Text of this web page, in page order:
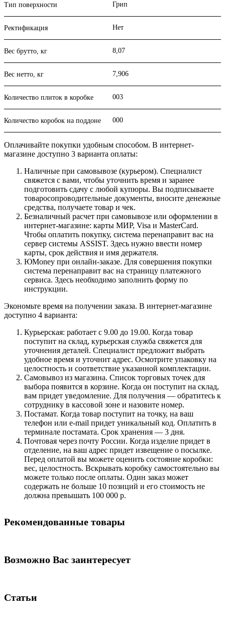
Тип поверхности Грип
Ректификация Нет
Вес брутто, кг 8,07
Вес нетто, кг 7,906
Количество плиток в коробке 003
Количество коробок на поддоне 000
Оплачивайте покупки удобным способом. В интернет-
магазине доступно 3 варианта оплаты:
Наличные при самовывозе (курьером). Специалист
свяжется с вами, чтобы уточнить время и заранее
подготовить сдачу с любой купюры. Вы подписываете
товаросопроводительные документы, вносите денежные
средства, получаете товар и чек.
Безналичный расчет при самовывозе или оформлении в
интернет-магазине: карты МИР, Visa и MasterCard.
Чтобы оплатить покупку, система перенаправит вас на
сервер системы ASSIST. Здесь нужно ввести номер
карты, срок действия и имя держателя.
ЮMoney при онлайн-заказе. Для совершения покупки
система перенаправит вас на страницу платежного
сервиса. Здесь необходимо заполнить форму по
инструкции.
Экономьте время на получении заказа. В интернет-магазине
доступно 4 варианта:
Курьерская: работает с 9.00 до 19.00. Когда товар
поступит на склад, курьерская служба свяжется для
уточнения деталей. Специалист предложит выбрать
удобное время и уточнит адрес. Осмотрите упаковку на
целостность и соответствие указанной комплектации.
Самовывоз из магазина. Список торговых точек для
выбора появится в корзине. Когда он поступит на склад,
вам придет уведомление. Для получения — обратитесь к
сотруднику в кассовой зоне и назовите номер.
Постамат. Когда товар поступит на точку, на ваш
телефон или e-mail придет уникальный код. Оплатить в
терминале постамата. Срок хранения — 3 дня.
Почтовая через почту России. Когда изделие придет в
отделение, на ваш адрес придет извещение о посылке.
Перед оплатой вы можете оценить состояние коробки:
вес, целостность. Вскрывать коробку самостоятельно вы
можете только после оплаты. Один заказ может
содержать не больше 10 позиций и его стоимость не
должна превышать 100 000 р.
Рекомендованные товары
Возможно Вас заинтересует
Статьи